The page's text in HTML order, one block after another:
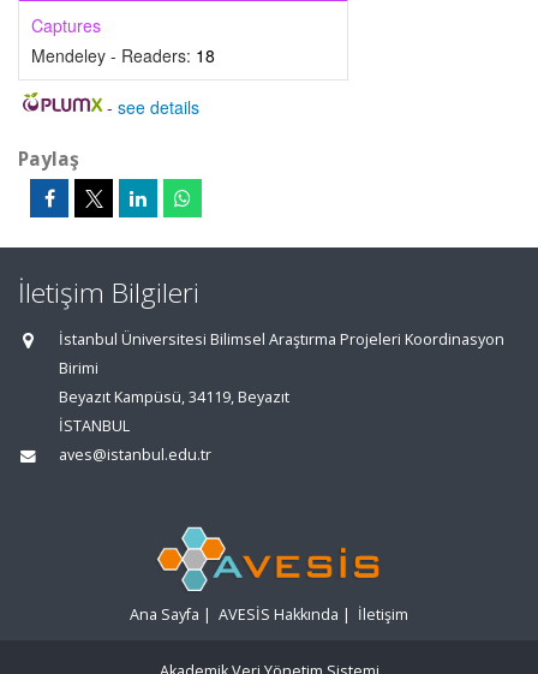
Captures
Mendeley - Readers: 18
- see details
Paylaş
İletişim Bilgileri
İstanbul Üniversitesi Bilimsel Araştırma Projeleri Koordinasyon
Birimi
Beyazıt Kampüsü, 34119, Beyazıt
İSTANBUL
aves@istanbul.edu.tr
Ana Sayfa | AVESİS Hakkında | İletişim